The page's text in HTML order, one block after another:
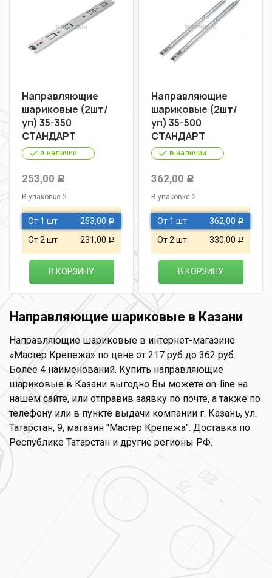
Направляющие
шариковые (2шт/
уп) 35-350
СТАНДАРТ
в наличии
253,00 Р
В упаковке 2
От 1 шт 253,00 Р
От 2 шт 231,00 Р
В КОРЗИНУ
Направляющие
шариковые (2шт/
уп) 35-500
СТАНДАРТ
в наличии
362,00 Р
В упаковке 2
От 1 шт 362,00 Р
От 2 шт 330,00 Р
В КОРЗИНУ
Направляющие шариковые в Казани
Направляющие шариковые в интернет-магазине
«Мастер Крепежа» по цене от 217 руб до 362 руб.
Более 4 наименований. Купить направляющие
шариковые в Казани выгодно Вы можете on-line на
нашем сайте, или отправив заявку по почте, а также по
телефону или в пункте выдачи компании г. Казань, ул.
Татарстан, 9, магазин "Мастер Крепежа". Доставка по
Республике Татарстан и другие регионы РФ.